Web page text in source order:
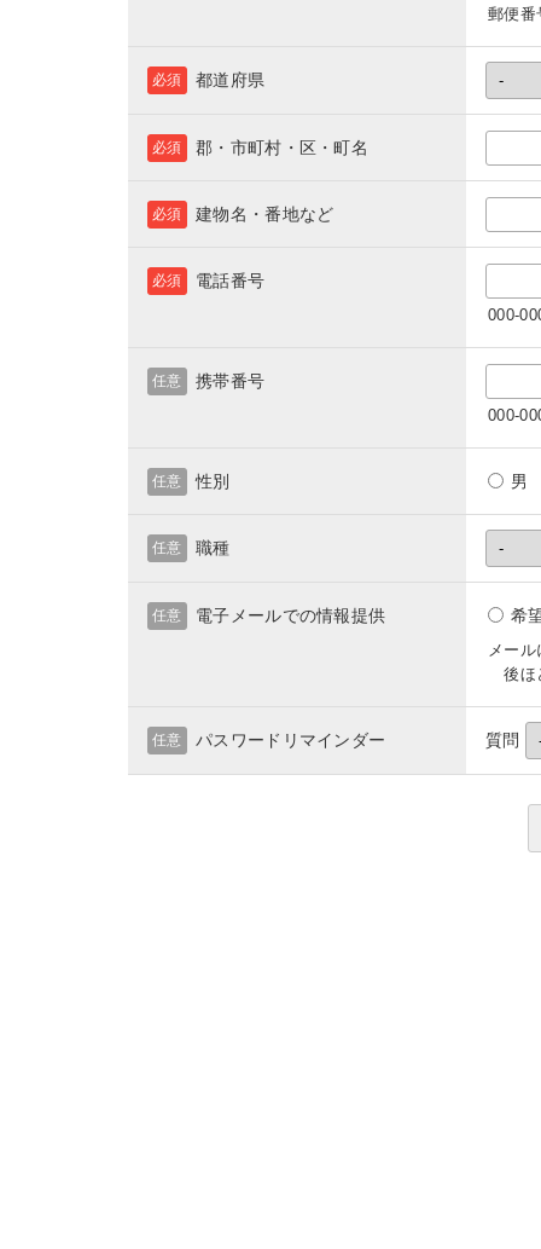
郵便番
都道府県
必須
郡・市町村・区・町名
必須
建物名・番地など
必須
電話番号
必須
000-
携帯番号
任意
000-
性別
任意
職種
任意
電子メールでの情報提供
任意 希
メー
後ほ
パスワードリマインダー
任意 質問